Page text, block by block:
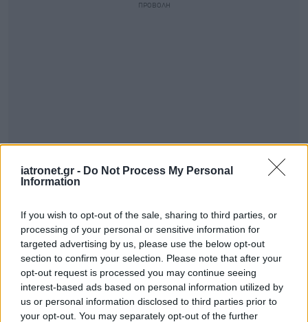
iatronet.gr - Do Not Process My Personal
Information
If you wish to opt-out of the sale, sharing to third parties, or
processing of your personal or sensitive information for
targeted advertising by us, please use the below opt-out
section to confirm your selection. Please note that after your
opt-out request is processed you may continue seeing
interest-based ads based on personal information utilized by
us or personal information disclosed to third parties prior to
your opt-out. You may separately opt-out of the further